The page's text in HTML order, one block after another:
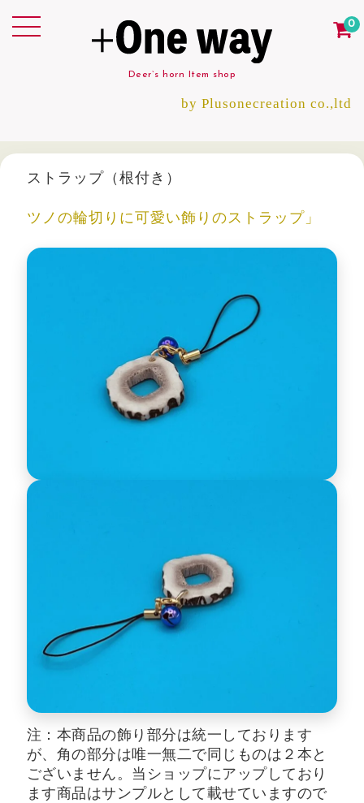
Deer`s horn Item shop
by Plusonecreation co.,ltd
0
ストラップ（根付き）
ツノの輪切りに可愛い飾りのストラップ」
注：本商品の飾り部分は統一しております
が、角の部分は唯一無二で同じものは２本と
ございません。当ショップにアップしており
ます商品はサンプルとして載せていますので